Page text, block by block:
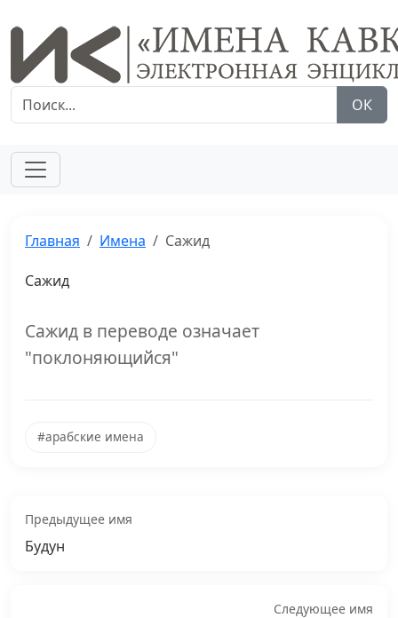
ОК
Главная Имена Сажид
Сажид
Сажид в переводе означает
"поклоняющийся"
#арабские имена
Предыдущее имя
Будун
Следующее имя